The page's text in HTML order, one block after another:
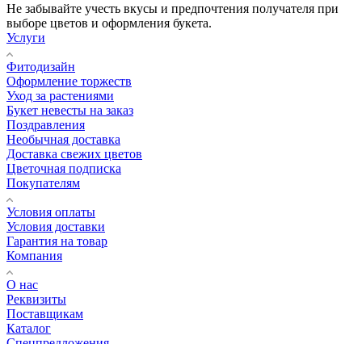
Не забывайте учесть вкусы и предпочтения получателя при
выборе цветов и оформления букета.
Услуги
Фитодизайн
Оформление торжеств
Уход за растениями
Букет невесты на заказ
Поздравления
Необычная доставка
Доставка свежих цветов
Цветочная подписка
Покупателям
Условия оплаты
Условия доставки
Гарантия на товар
Компания
О нас
Реквизиты
Поставщикам
Каталог